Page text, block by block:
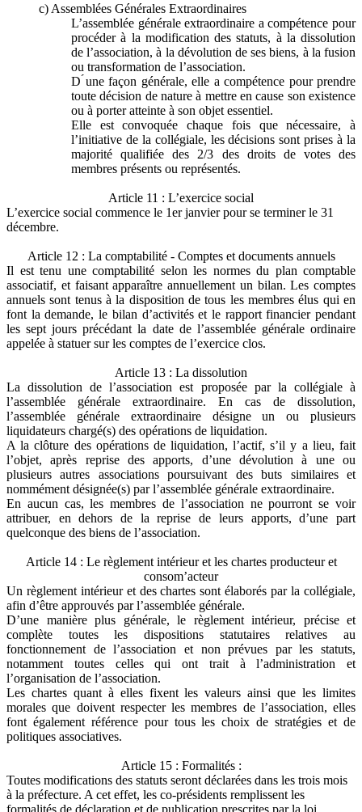
c) Assemblées Générales Extraordinaires
L’assemblée générale extraordinaire a compétence pour
procéder à la modification des statuts, à la dissolution
de l’association, à la dévolution de ses biens, à la fusion
ou transformation de l’association.
D ́une façon générale, elle a compétence pour prendre
toute décision de nature à mettre en cause son existence
ou à porter atteinte à son objet essentiel.
Elle est convoquée chaque fois que nécessaire, à
l’initiative de la collégiale, les décisions sont prises à la
majorité qualifiée des 2/3 des droits de votes des
membres présents ou représentés.
Article 11 : L’exercice social
L’exercice social commence le 1er janvier pour se terminer le 31
décembre.
Article 12 : La comptabilité - Comptes et documents annuels
Il est tenu une comptabilité selon les normes du plan comptable
associatif, et faisant apparaître annuellement un bilan. Les comptes
annuels sont tenus à la disposition de tous les membres élus qui en
font la demande, le bilan d’activités et le rapport financier pendant
les sept jours précédant la date de l’assemblée générale ordinaire
appelée à statuer sur les comptes de l’exercice clos.
Article 13 : La dissolution
La dissolution de l’association est proposée par la collégiale à
l’assemblée générale extraordinaire. En cas de dissolution,
l’assemblée générale extraordinaire désigne un ou plusieurs
liquidateurs chargé(s) des opérations de liquidation.
A la clôture des opérations de liquidation, l’actif, s’il y a lieu, fait
l’objet, après reprise des apports, d’une dévolution à une ou
plusieurs autres associations poursuivant des buts similaires et
nommément désignée(s) par l’assemblée générale extraordinaire.
En aucun cas, les membres de l’association ne pourront se voir
attribuer, en dehors de la reprise de leurs apports, d’une part
quelconque des biens de l’association.
Article 14 : Le règlement intérieur et les chartes producteur et
consom’acteur
Un règlement intérieur et des chartes sont élaborés par la collégiale,
afin d’être approuvés par l’assemblée générale.
D’une manière plus générale, le règlement intérieur, précise et
complète toutes les dispositions statutaires relatives au
fonctionnement de l’association et non prévues par les statuts,
notamment toutes celles qui ont trait à l’administration et
l’organisation de l’association.
Les chartes quant à elles fixent les valeurs ainsi que les limites
morales que doivent respecter les membres de l’association, elles
font également référence pour tous les choix de stratégies et de
politiques associatives.
Article 15 : Formalités :
Toutes modifications des statuts seront déclarées dans les trois mois
à la préfecture. A cet effet, les co-présidents remplissent les
formalités de déclaration et de publication prescrites par la loi.